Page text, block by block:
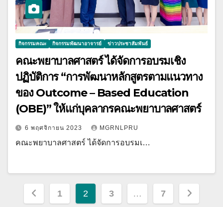
กิจกรรมคณะ กิจกรรมพัฒนาอาจารย์ ข่าวประชาสัมพันธ์
คณะพยาบาลศาสตร์ ได้จัดการอบรมเชิง
ปฏิบัติการ “การพัฒนาหลักสูตรตามแนวทาง
ของ Outcome – Based Education
(OBE)” ให้แก่บุคลากรคณะพยาบาลศาสตร์
6 พฤศจิกายน 2023 MGRNLPRU
คณะพยาบาลศาสตร์ ได้จัดการอบรมเ…
Posts
1 2 3 … 7